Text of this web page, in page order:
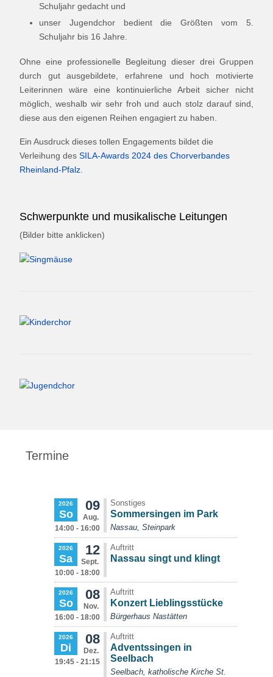
Schuljahr gedacht und
unser Jugendchor bedient die Größten vom 5.
Schuljahr bis 16 Jahre.
Ohne eine professionelle Begleitung dieser drei Gruppen
durch gut ausgebildete, erfahrene und hoch motivierte
Leiterinnen wäre eine kontinuierliche Arbeit sicher nicht
möglich, weshalb wir sehr froh und auch stolz darauf sind,
diese aus den eigenen Reihen engagiert zu haben.
Ein Ausdruck dieses tollen Engagements bildet die
Verleihung des SILA-Awards 2024 des Chorverbandes
Rheinland-Pfalz
Schwerpunkte und musikalische Leitungen
(Bilder bitte anklicken)
Termine